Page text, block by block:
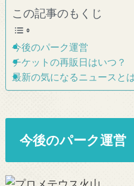
この記事のもくじ
今後のパーク運営
チケットの再販日はいつ？
最新の気になるニュースと
今後のパーク運営